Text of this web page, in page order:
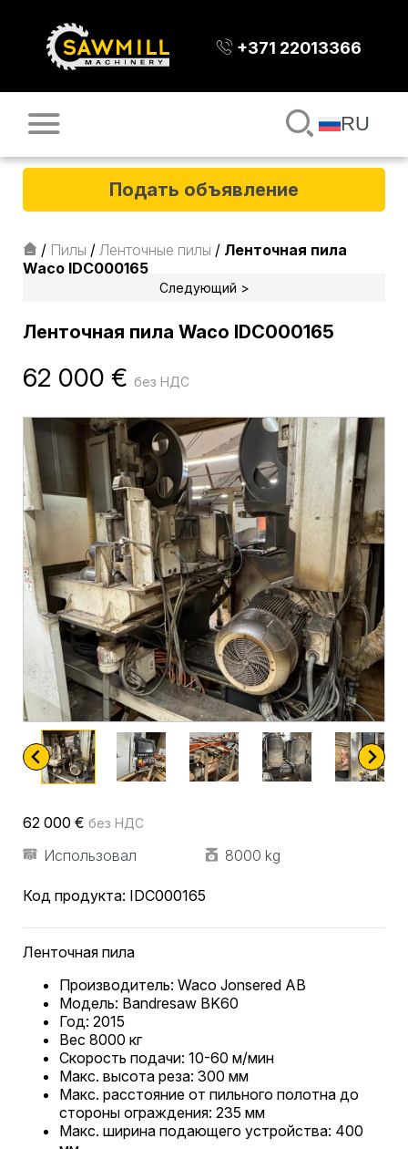
+371 22013366
RU
Подать объявление
/ Пилы / Ленточные пилы / Ленточная пила
Waco IDC000165
Следующий >
Ленточная пила Waco IDC000165
62 000 € без НДС
62 000 € без НДС
Использовал 8000 kg
Код продукта: IDC000165
Ленточная пила
Производитель: Waco Jonsered AB
Модель: Bandresaw BK60
Год: 2015
Вес 8000 кг
Скорость подачи: 10-60 м/мин
Макс. высота реза: 300 мм
Макс. расстояние от пильного полотна до
стороны ограждения: 235 мм
Макс. ширина подающего устройства: 400